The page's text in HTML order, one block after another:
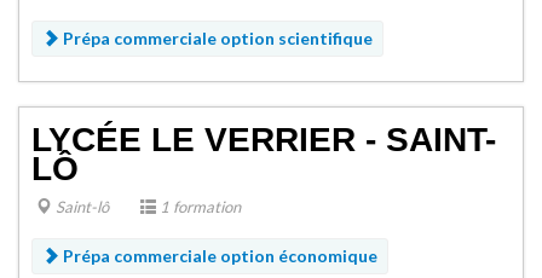
Prépa commerciale option scientifique
LYCÉE LE VERRIER - SAINT-
LÔ
Saint-lô 1 formation
Prépa commerciale option économique